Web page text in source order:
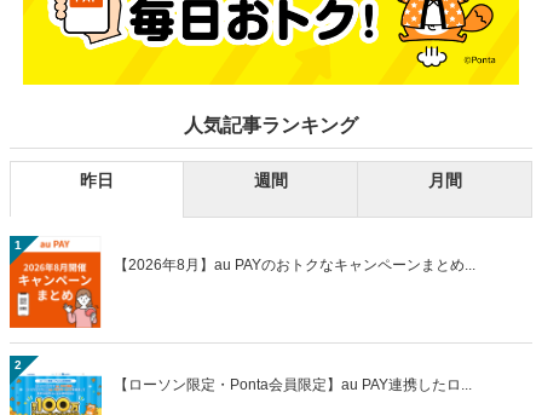
人気記事ランキング
昨日 週間 月間
1
【2026年8月】au PAYのおトクなキャンペーンまとめ...
2
【ローソン限定・Ponta会員限定】au PAY連携したロ...